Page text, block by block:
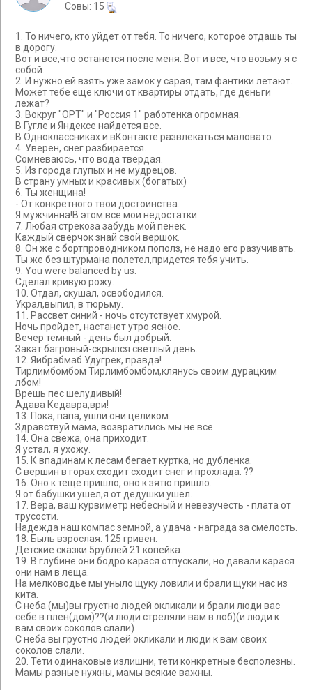
Cовы: 15
1. То ничего, кто уйдет от тебя. То ничего, которое отдашь ты
в дорогу.
Вот и все,что останется после меня. Вот и все, что возьму я с
собой.
2. И нужно ей взять уже замок у сарая, там фантики летают.
Может тебе еще ключи от квартиры отдать, где деньги
лежат?
3. Вокруг "ОРТ" и "Россия 1" работенка огромная.
В Гугле и Яндексе найдется все.
В Одноклассниках и вКонтакте развлекаться маловато.
4. Уверен, снег разбирается.
Сомневаюсь, что вода твердая.
5. Из города глупых и не мудрецов.
В страну умных и красивых (богатых)
6. Ты женщина!
- От конкретного твои достоинства.
Я мужчинна!В этом все мои недостатки.
7. Любая стрекоза забудь мой пенек.
Каждый сверчок знай свой вершок.
8. Он же с бортпроводником пополз, не надо его разучивать.
Ты же без штурмана полетел,придется тебя учить.
9. You were balanced by us.
Сделал кривую рожу.
10. Отдал, скушал, освободился.
Украл,выпил, в тюрьму.
11. Рассвет синий - ночь отсутствует хмурой.
Ночь пройдет, настанет утро ясное.
Вечер темный - день был добрый.
Закат багровый-скрылся светлый день.
12. Яибрабмаб Удугрек, правда!
Тирлимбомбом Тирлимбомбом,клянусь своим дурацким
лбом!
Врешь пес шелудивый!
Адава Кедавра,ври!
13. Пока, папа, ушли они целиком.
Здравствуй мама, возвратились мы не все.
14. Она свежа, она приходит.
Я устал, я ухожу.
15. К впадинам к лесам бегает куртка, но дубленка.
С вершин в горах сходит сходит снег и прохлада. ??
16. Оно к теще пришло, оно к зятю пришло.
Я от бабушки ушел,я от дедушки ушел.
17. Вера, ваш курвиметр небесный и невезучесть - плата от
трусости.
Надежда наш компас земной, а удача - награда за смелость.
18. Быль взрослая. 125 гривен.
Детские сказки.5рублей 21 копейка.
19. В глубине они бодро карася отпускали, но давали карася
они нам в леща.
На мелководье мы уныло щуку ловили и брали щуки нас из
кита.
С неба (мы)вы грустно людей окликали и брали люди вас
себе в плен(дом)??(и люди стреляли вам в лоб)(и люди к
вам своих соколов слали)
С неба вы грустно людей окликали и люди к вам своих
соколов слали.
20. Тети одинаковые излишни, тети конкретные бесполезны.
Мамы разные нужны, мамы всякие важны.